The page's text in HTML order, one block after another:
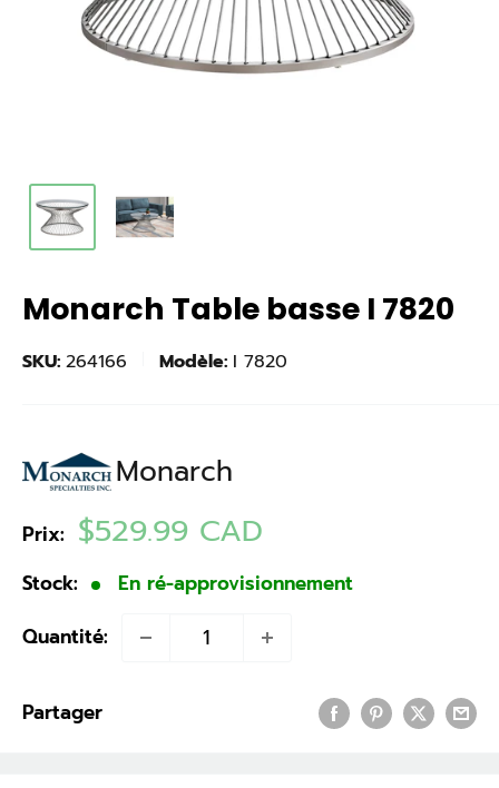
Monarch Table basse I 7820
SKU: 264166 Modèle: I 7820
Monarch
Prix: Prix
$529.99 CAD
Stock:
En ré-approvisionnement
Quantité:
Partager